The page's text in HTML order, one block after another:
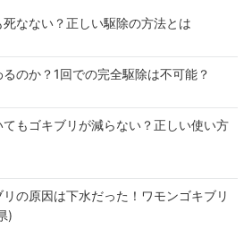
死なない？正しい駆除の方法とは
のか？1回での完全駆除は不可能？
もゴキブリが減らない？正しい使い方
リの原因は下水だった！ワモンゴキブリ
)